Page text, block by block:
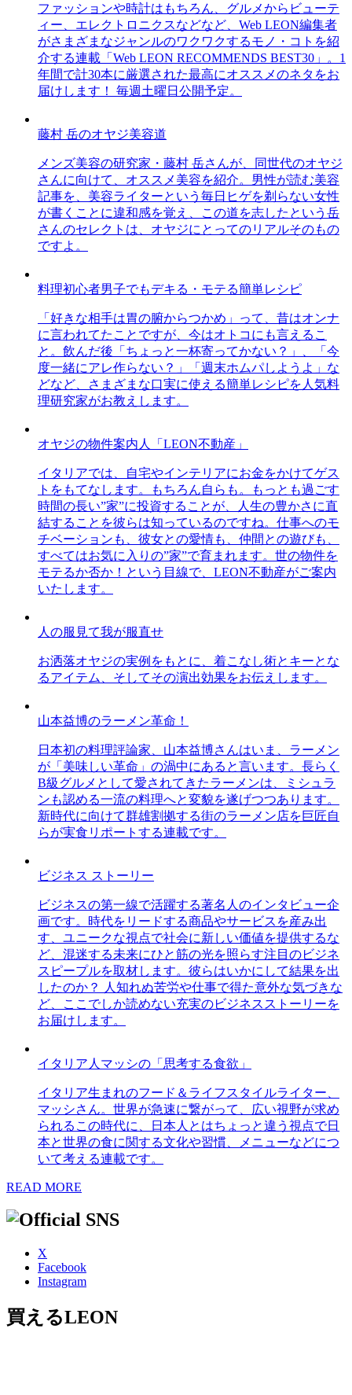
ファッションや時計はもちろん、グルメからビューテ
ィー、エレクトロニクスなどなど、Web LEON編集者
がさまざまなジャンルのワクワクするモノ・コトを紹
介する連載「Web LEON RECOMMENDS BEST30」。1
年間で計30本に厳選された最高にオススメのネタをお
届けします！ 毎週土曜日公開予定。
藤村 岳のオヤジ美容道
メンズ美容の研究家・藤村 岳さんが、同世代のオヤジ
さんに向けて、オススメ美容を紹介。男性が読む美容
記事を、美容ライターという毎日ヒゲを剃らない女性
が書くことに違和感を覚え、この道を志したという岳
さんのセレクトは、オヤジにとってのリアルそのもの
ですよ。
料理初心者男子でもデキる・モテる簡単レシピ
「好きな相手は胃の腑からつかめ」って、昔はオンナ
に言われてたことですが、今はオトコにも言えるこ
と。飲んだ後「ちょっと一杯寄ってかない？」、「今
度一緒にアレ作らない？」「週末ホムパしようよ」な
どなど、さまざまな口実に使える簡単レシピを人気料
理研究家がお教えします。
オヤジの物件案内人「LEON不動産」
イタリアでは、自宅やインテリアにお金をかけてゲス
トをもてなします。もちろん自らも。もっとも過ごす
時間の長い”家”に投資することが、人生の豊かさに直
結することを彼らは知っているのですね。仕事へのモ
チベーションも、彼女との愛情も、仲間との遊びも、
すべてはお気に入りの”家”で育まれます。世の物件を
モテるか否か！という目線で、LEON不動産がご案内
いたします。
人の服見て我が服直せ
お洒落オヤジの実例をもとに、着こなし術とキーとな
るアイテム、そしてその演出効果をお伝えします。
山本益博のラーメン革命！
日本初の料理評論家、山本益博さんはいま、ラーメン
が「美味しい革命」の渦中にあると言います。長らく
B級グルメとして愛されてきたラーメンは、ミシュラ
ンも認める一流の料理へと変貌を遂げつつあります。
新時代に向けて群雄割拠する街のラーメン店を巨匠自
らが実食リポートする連載です。
ビジネス ストーリー
ビジネスの第一線で活躍する著名人のインタビュー企
画です。時代をリードする商品やサービスを産み出
す、ユニークな視点で社会に新しい価値を提供するな
ど、混迷する未来にひと筋の光を照らす注目のビジネ
スピープルを取材します。彼らはいかにして結果を出
したのか？ 人知れぬ苦労や仕事で得た意外な気づきな
ど、ここでしか読めない充実のビジネスストーリーを
お届けします。
イタリア人マッシの「思考する食欲」
イタリア生まれのフード＆ライフスタイルライター、
マッシさん。世界が急速に繋がって、広い視野が求め
られるこの時代に、日本人とはちょっと違う視点で日
本と世界の食に関する文化や習慣、メニューなどにつ
いて考える連載です。
READ MORE
X
Facebook
Instagram
買えるLEON